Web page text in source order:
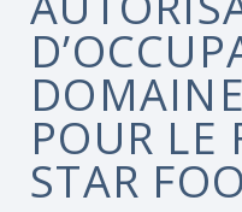
POUR LE
STAR